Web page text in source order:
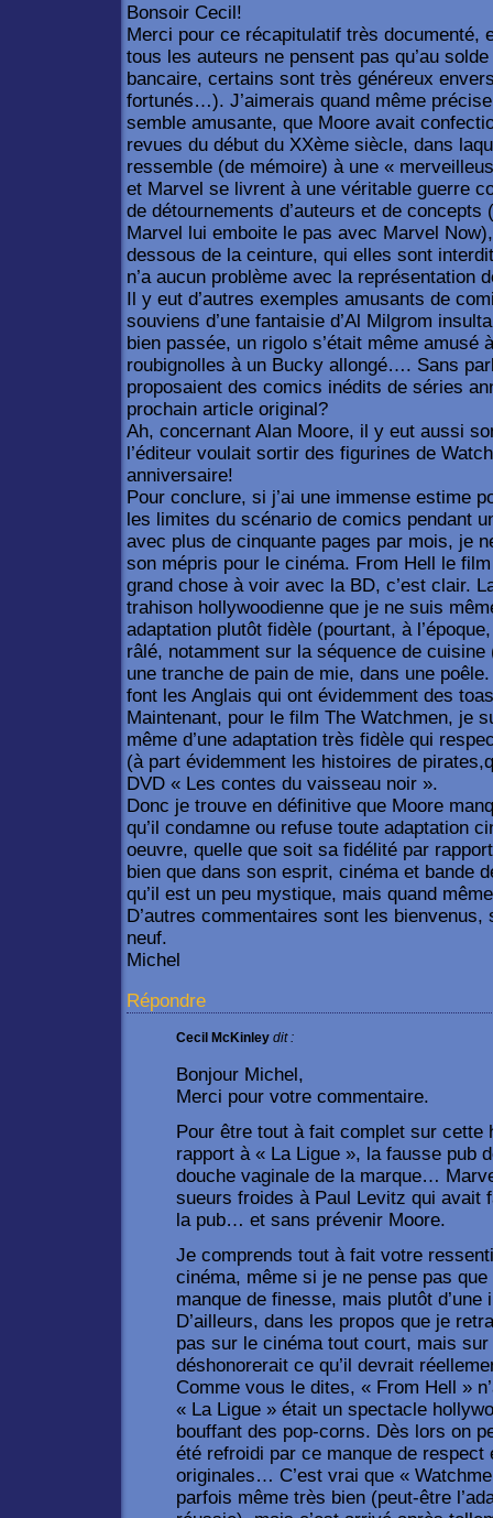
Bonsoir Cecil!
Merci pour ce récapitulatif très documenté,
tous les auteurs ne pensent pas qu’au
bancaire, certains sont très généreux
fortunés…). J’aimerais quand même
semble amusante, que Moore avait
revues du début du XXème siècle, dans
ressemble (de mémoire) à une «
et Marvel se livrent à une véritable guerre
de détournements d’auteurs et de
Marvel lui emboite le pas avec Marvel
dessous de la ceinture, qui elles sont
n’a aucun problème avec la représentation
Il y eut d’autres exemples amusants de
souviens d’une fantaisie d’Al Milgrom
bien passée, un rigolo s’était même amusé
roubignolles à un Bucky allongé…. Sans
proposaient des comics inédits de séries
prochain article original?
Ah, concernant Alan Moore, il y eut aussi
l’éditeur voulait sortir des figurines de
anniversaire!
Pour conclure, si j’ai une immense estime
les limites du scénario de comics pendant
avec plus de cinquante pages par mois, je
son mépris pour le cinéma. From Hell le
grand chose à voir avec la BD, c’est clair.
trahison hollywoodienne que je ne suis
adaptation plutôt fidèle (pourtant, à
râlé, notamment sur la séquence de
une tranche de pain de mie, dans une
font les Anglais qui ont évidemment des
Maintenant, pour le film The Watchmen, je
même d’une adaptation très fidèle qui
(à part évidemment les histoires de
DVD « Les contes du vaisseau noir ».
Donc je trouve en définitive que Moore
qu’il condamne ou refuse toute adaptation
oeuvre, quelle que soit sa fidélité par
bien que dans son esprit, cinéma et bande
qu’il est un peu mystique, mais quand
D’autres commentaires sont les bienvenus,
neuf.
Michel
Répondre
Cecil McKinley dit :
Bonjour Michel,
Merci pour votre commentaire.
Pour être tout à fait complet sur cette
rapport à « La Ligue », la fausse pub
douche vaginale de la marque…
sueurs froides à Paul Levitz qui avait
la pub… et sans prévenir Moore.
Je comprends tout à fait votre
cinéma, même si je ne pense pas que
manque de finesse, mais plutôt d’une
D’ailleurs, dans les propos que je
pas sur le cinéma tout court, mais
déshonorerait ce qu’il devrait
Comme vous le dites, « From Hell »
« La Ligue » était un spectacle
bouffant des pop-corns. Dès lors on
été refroidi par ce manque de
originales… C’est vrai que «
parfois même très bien (peut-être